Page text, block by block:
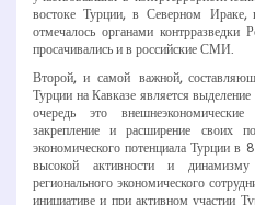
востоке Турции, в Северном Ираке,
отмечалось органами контрразведки
просачивались и в российские СМИ.
Второй, и самой важной,
Турции на Кавказе является
очередь это
закрепление и расширение своих
экономического потенциала Турции
высокой активности и
регионального экономического
инициативе и при активном участии